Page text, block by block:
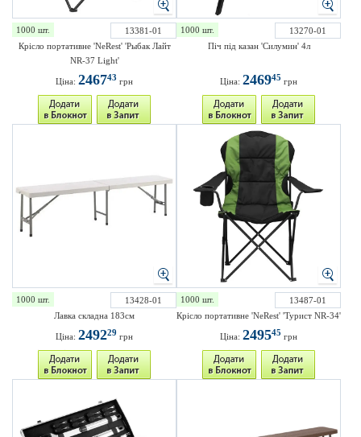
1000 шт.
13381-01
Крісло портативне 'NeRest' 'Рыбак Лайт
NR-37 Light'
Ціна: 246743 грн
1000 шт.
13270-01
Піч під казан 'Силумин' 4л
Ціна: 246945 грн
1000 шт.
13428-01
Лавка складна 183см
Ціна: 249229 грн
1000 шт.
13487-01
Крісло портативне 'NeRest' 'Турист NR-34'
Ціна: 249545 грн